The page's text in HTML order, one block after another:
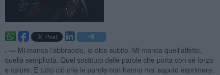
. — Mi manca l’abbraccio, lo dico subito. Mi manca quell’affetto,
quella semplicità. Quel sostituto delle parole che porta con sé forza
e calore. E tutto ciò che le parole non hanno mai saputo esprimere.